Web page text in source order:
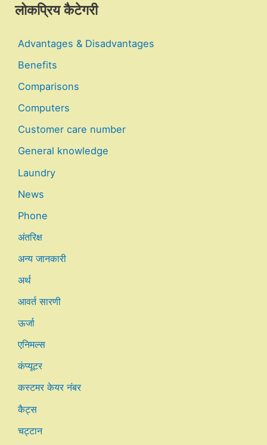
लोकप्रिय कैटेगरी
Advantages & Disadvantages
Benefits
Comparisons
Computers
Customer care number
General knowledge
Laundry
News
Phone
अंतरिक्ष
अन्य जानकारी
अर्थ
आवर्त सारणी
ऊर्जा
एनिमल्स
कंप्यूटर
कस्टमर केयर नंबर
कैट्स
चट्टान